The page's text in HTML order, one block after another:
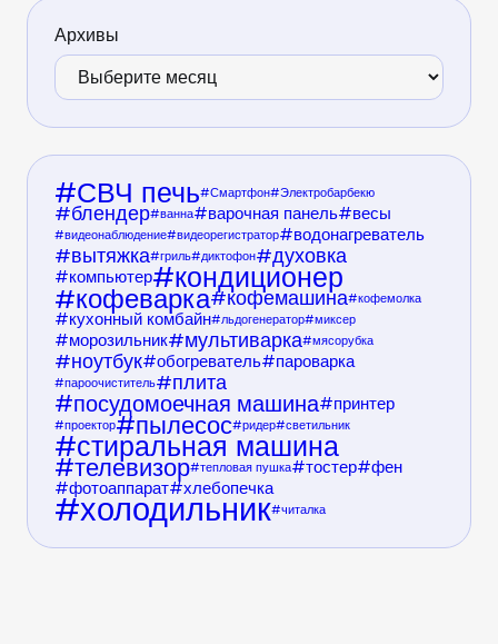
Архивы
СВЧ печь Смартфон Электробарбекю
блендер ванна варочная панель весы
видеонаблюдение видеорегистратор водонагреватель
вытяжка гриль диктофон духовка
компьютер кондиционер
кофеварка кофемашина кофемолка
кухонный комбайн льдогенератор миксер
морозильник мультиварка мясорубка
ноутбук обогреватель пароварка
пароочиститель плита
посудомоечная машина принтер
проектор пылесос ридер светильник
стиральная машина
телевизор тепловая пушка тостер
фен
фотоаппарат
хлебопечка
холодильник читалка